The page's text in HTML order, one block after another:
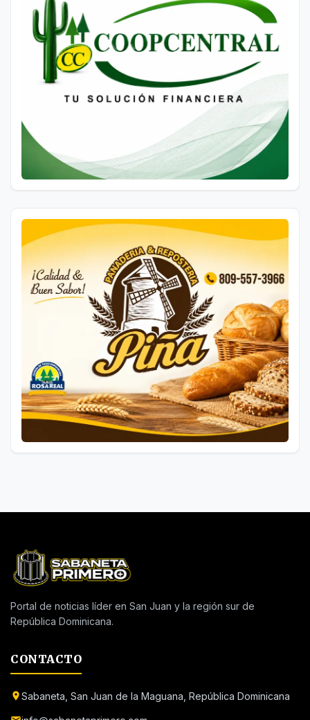
Portal de noticias líder en San Juan y la región sur de
República Dominicana.
CONTACTO
Sabaneta, San Juan de la Maguana, República Dominicana